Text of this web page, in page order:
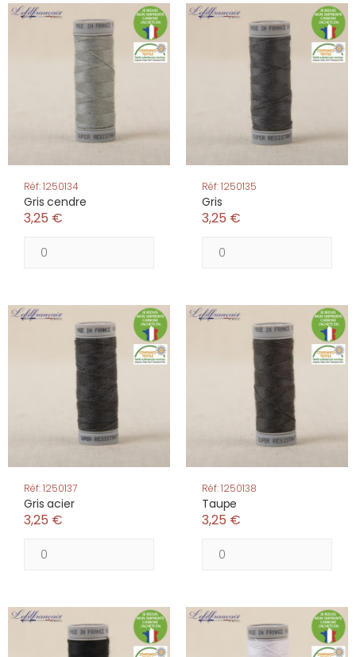
Réf: 1250134
Gris cendre
3,25 €
Réf: 1250135
Gris
3,25 €
Réf: 1250137
Gris acier
3,25 €
Réf: 1250138
Taupe
3,25 €